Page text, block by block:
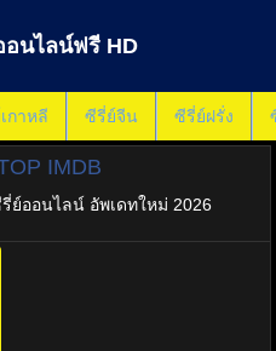
นไลน์ฟรี HD
กาหลี ซีรี่ย์จีน ซีรี่ย์ฝรั่ง
IMDB
ย์ออนไลน์ อัพเดทใหม่ 2026